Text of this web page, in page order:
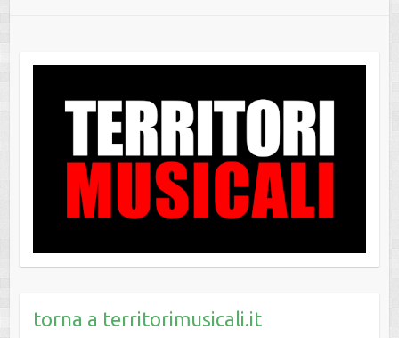
torna a territorimusicali.it